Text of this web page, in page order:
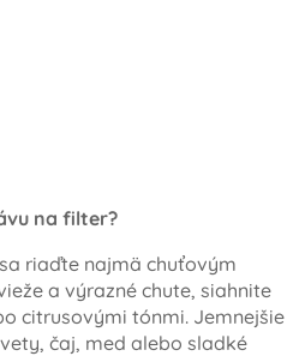
na filter?
riaďte najmä chuťovým
a výrazné chute, siahnite
citrusovými tónmi. Jemnejšie
čaj, med alebo sladké